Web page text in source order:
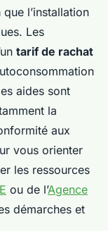
l’installation
Les
tarif de rachat
aides sont
la
aux
vous orienter
les ressources
ou de l’Agence
démarches et